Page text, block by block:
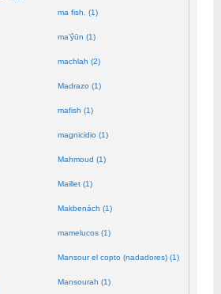
ma fish. (1)
ma’ŷūn (1)
machlah (2)
Madrazo (1)
mafish (1)
magnicidio (1)
Mahmoud (1)
Maillet (1)
Makbenách (1)
mamelucos (1)
Mansour el copto (nadadores) (1)
Mansourah (1)